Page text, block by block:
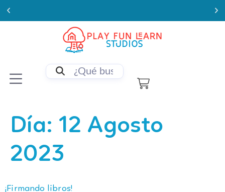
Enviamos a todo Chile
Día: 12 Agosto
2023
¡Firmando libros!